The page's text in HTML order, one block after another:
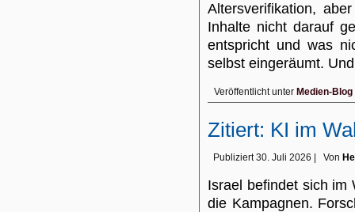
Altersverifikation,
Inhalte nicht darauf
entspricht und was
selbst eingeräumt.
Veröffentlicht unter Medien-Blog
Zitiert: KI im
Publiziert 30. Juli 2026 Von
Israel befindet sich im
die Kampagnen.